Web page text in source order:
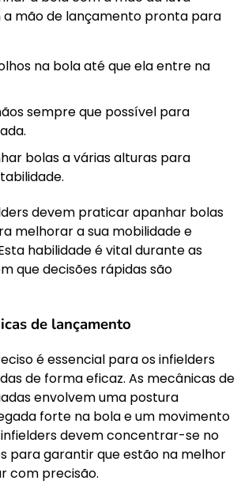
mão de lançamento pronta para
na bola até que ela entre na
sempre que possível para
bolas a várias alturas para
devem praticar apanhar bolas
melhorar a sua mobilidade e
habilidade é vital durante as
que decisões rápidas são
de lançamento
é essencial para os infielders
de forma eficaz. As mecânicas de
envolvem uma postura
forte na bola e um movimento
infielders devem concentrar-se no
para garantir que estão na melhor
com precisão.